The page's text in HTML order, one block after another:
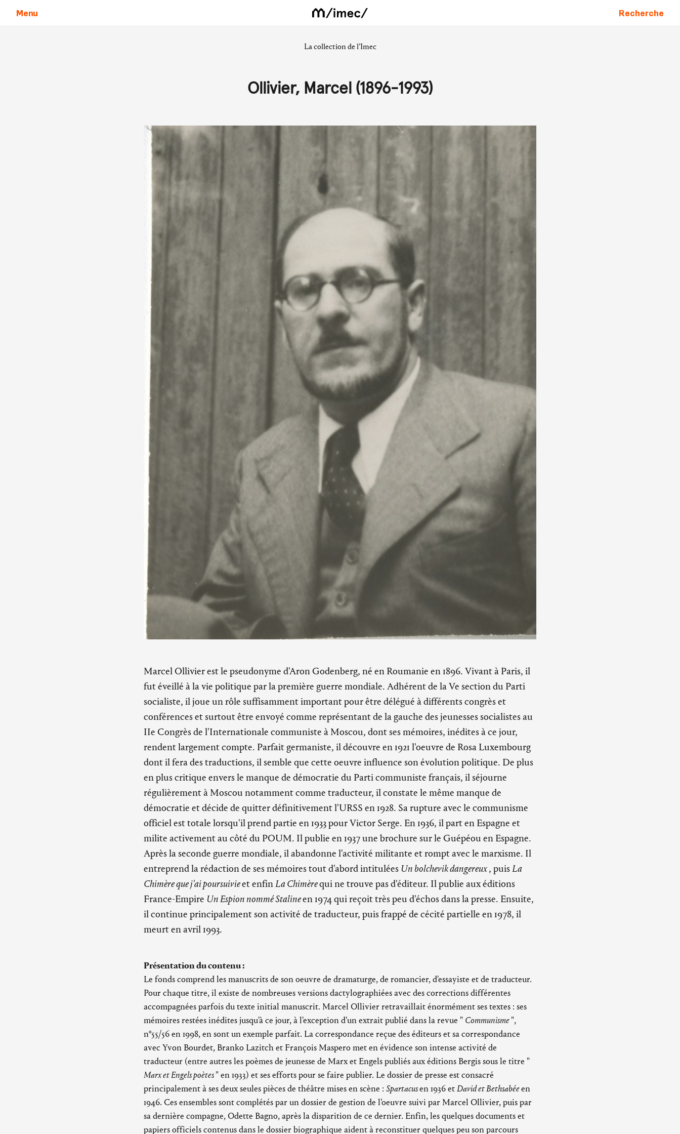
Menu Recherche
La collection de l’Imec
Ollivier, Marcel (1896-1993)
Marcel Ollivier est le pseudonyme d'Aron Godenberg, né en Roumanie en 1896. Vivant à Paris, il
fut éveillé à la vie politique par la première guerre mondiale. Adhérent de la Ve section du Parti
socialiste, il joue un rôle suffisamment important pour être délégué à différents congrès et
conférences et surtout être envoyé comme représentant de la gauche des jeunesses socialistes au
IIe Congrès de l'Internationale communiste à Moscou, dont ses mémoires, inédites à ce jour,
rendent largement compte. Parfait germaniste, il découvre en 1921 l'oeuvre de Rosa Luxembourg
dont il fera des traductions, il semble que cette oeuvre influence son évolution politique. De plus
en plus critique envers le manque de démocratie du Parti communiste français, il séjourne
régulièrement à Moscou notamment comme traducteur, il constate le même manque de
démocratie et décide de quitter définitivement l'URSS en 1928. Sa rupture avec le communisme
officiel est totale lorsqu'il prend partie en 1933 pour Victor Serge. En 1936, il part en Espagne et
milite activement au côté du POUM. Il publie en 1937 une brochure sur le Guépéou en Espagne.
Après la seconde guerre mondiale, il abandonne l'activité militante et rompt avec le marxisme. Il
entreprend la rédaction de ses mémoires tout d'abord intitulées Un bolchevik dangereux, puisLa
Chimère que j'ai poursuivieet enfinLa Chimèrequi ne trouve pas d'éditeur. Il publie aux éditions
France-Empire Un Espion nommé Stalineen 1974 qui reçoit très peu d'échos dans la presse. Ensuite,
il continue principalement son activité de traducteur, puis frappé de cécité partielle en 1978, il
meurt en avril 1993.
Présentation du contenu :
Le fonds comprend les manuscrits de son oeuvre de dramaturge, de romancier, d'essayiste et de traducteur.
Pour chaque titre, il existe de nombreuses versions dactylographiées avec des corrections différentes
accompagnées parfois du texte initial manuscrit. Marcel Ollivier retravaillait énormément ses textes : ses
mémoires restées inédites jusqu'à ce jour, à l'exception d'un extrait publié dans la revue " Communisme",
n°55/56 en 1998, en sont un exemple parfait. La correspondance reçue des éditeurs et sa correspondance
avec Yvon Bourdet, Branko Lazitch et François Maspero met en évidence son intense activité de
traducteur (entre autres les poèmes de jeunesse de Marx et Engels publiés aux éditions Bergis sous le titre "
Marx et Engels poètes" en 1933) et ses efforts pour se faire publier. Le dossier de presse est consacré
principalement à ses deux seules pièces de théâtre mises en scène : Spartacusen 1936 etDavid et Bethsabéeen
1946. Ces ensembles sont complétés par un dossier de gestion de l'oeuvre suivi par Marcel Ollivier, puis par
sa dernière compagne, Odette Bagno, après la disparition de ce dernier. Enfin, les quelques documents et
papiers officiels contenus dans le dossier biographique aident à reconstituer quelques peu son parcours